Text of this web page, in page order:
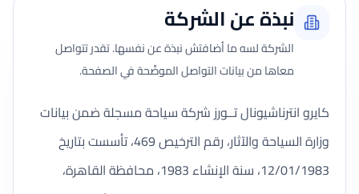
نبذة عن الشركة
الشركة لسه ما أضافتش نبذة عن نفسها. تقدر تتواصل
معاها من بيانات التواصل الموضّحة في الصفحة.
كايرو انترناشيونال تــورز شركة سياحة مسجلة ضمن بيانات
وزارة السياحة والآثار، رقم الترخيص 469، تأسست بتاريخ
12/01/1983، سنة الإنشاء 1983، محافظة القاهرة،